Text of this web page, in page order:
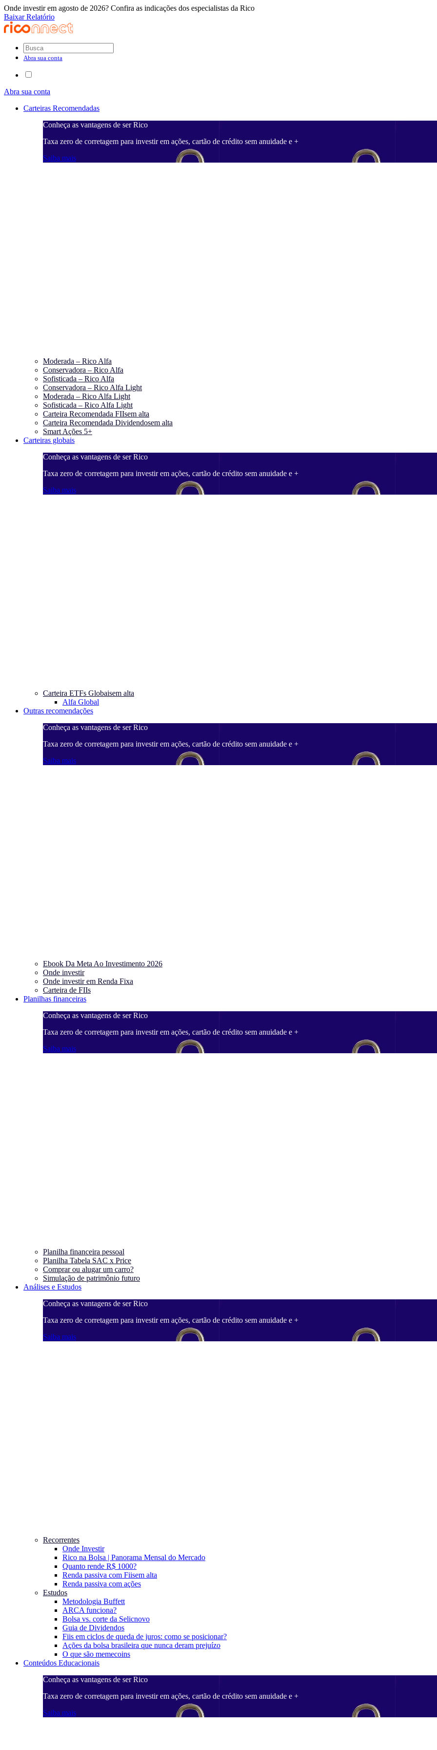
Onde investir em agosto de 2026? Confira as indicações dos especialistas da Rico
Baixar Relatório
Abra sua conta
Abra sua conta
Carteiras Recomendadas
Conheça as vantagens de ser Rico
Taxa zero de corretagem para investir em ações, cartão de crédito sem anuidade e +
Saiba mais
Moderada – Rico Alfa
Conservadora – Rico Alfa
Sofisticada – Rico Alfa
Conservadora – Rico Alfa Light
Moderada – Rico Alfa Light
Sofisticada – Rico Alfa Light
Carteira Recomendada FIIsem alta
Carteira Recomendada Dividendosem alta
Smart Ações 5+
Carteiras globais
Conheça as vantagens de ser Rico
Taxa zero de corretagem para investir em ações, cartão de crédito sem anuidade e +
Saiba mais
Carteira ETFs Globaisem alta
Alfa Global
Outras recomendações
Conheça as vantagens de ser Rico
Taxa zero de corretagem para investir em ações, cartão de crédito sem anuidade e +
Saiba mais
Ebook Da Meta Ao Investimento 2026
Onde investir
Onde investir em Renda Fixa
Carteira de FIIs
Planilhas financeiras
Conheça as vantagens de ser Rico
Taxa zero de corretagem para investir em ações, cartão de crédito sem anuidade e +
Saiba mais
Planilha financeira pessoal
Planilha Tabela SAC x Price
Comprar ou alugar um carro?
Simulação de patrimônio futuro
Análises e Estudos
Conheça as vantagens de ser Rico
Taxa zero de corretagem para investir em ações, cartão de crédito sem anuidade e +
Saiba mais
Recorrentes
Onde Investir
Rico na Bolsa | Panorama Mensal do Mercado
Quanto rende R$ 1000?
Renda passiva com Fiisem alta
Renda passiva com ações
Estudos
Metodologia Buffett
ARCA funciona?
Bolsa vs. corte da Selicnovo
Guia de Dividendos
Fiis em ciclos de queda de juros: como se posicionar?
Ações da bolsa brasileira que nunca deram prejuízo
O que são memecoins
Conteúdos Educacionais
Conheça as vantagens de ser Rico
Taxa zero de corretagem para investir em ações, cartão de crédito sem anuidade e +
Saiba mais